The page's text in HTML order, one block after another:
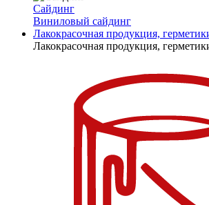
Сайдинг
Виниловый сайдинг
Лакокрасочная продукция,
Лакокрасочная продукция,